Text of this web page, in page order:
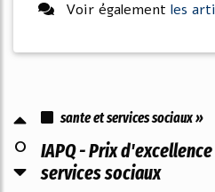
Voir également les
0
sante et services sociaux »
IAPQ - Prix
services sociaux